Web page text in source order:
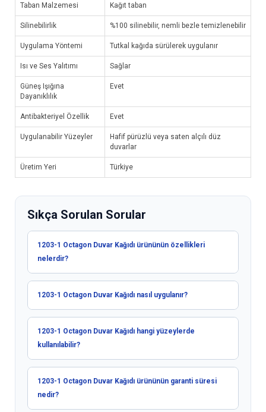
Taban Malzemesi Kağıt taban
Silinebilirlik %100 silinebilir, nemli bezle temizlenebilir
Uygulama Yöntemi Tutkal kağıda sürülerek uygulanır
Isı ve Ses Yalıtımı Sağlar
Güneş Işığına
Dayanıklılık
Evet
Antibakteriyel Özellik Evet
Uygulanabilir Yüzeyler
Hafif pürüzlü veya saten alçılı düz
duvarlar
Üretim Yeri Türkiye
Sıkça Sorulan Sorular
1203-1 Octagon Duvar Kağıdı ürününün özellikleri
nelerdir?
1203-1 Octagon Duvar Kağıdı nasıl uygulanır?
1203-1 Octagon Duvar Kağıdı hangi yüzeylerde
kullanılabilir?
1203-1 Octagon Duvar Kağıdı ürününün garanti süresi
nedir?